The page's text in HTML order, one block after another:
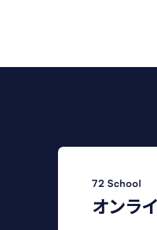
72 School
オンラ